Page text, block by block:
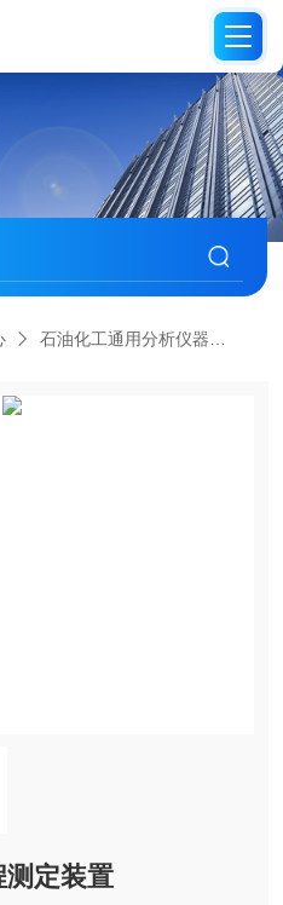
石油化工通用分析仪器
定装置